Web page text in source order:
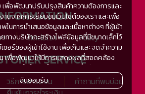
ติดต่อเรา Policy
SERVICE
วิธีการชำระเงิน
คำถามที่พบบ่อย
เพื่อพัฒนาปรับปรุงสินค้าความต้องการและ
นจากการเยี่ยมชมเว็บไซต์ของเรา และเพื่อ
นการนำเสนอข้อมูลและเนื้อหาต่างๆ ที่ผู้เข้า
ยทางบริษัทจะสร้างไฟล์ข้อมูลที่มีขนาดเล็กไว้
ซอร์ของผู้เข้าใช้งาน เพื่อเก็บและจดจำความ
น เพื่อพัฒนาให้มีการแสดงผลที่สอดคล้อง
ามสนใจในการใช้งาน และเพื่อพัฒนา
สดงผลของข้อมูล รวมถึงเพื่ออำนวยความ
ต่างๆ ภายในเว็บไซต์ของเรา และเมื่อผู้เข้า
ฉันยอมรับ